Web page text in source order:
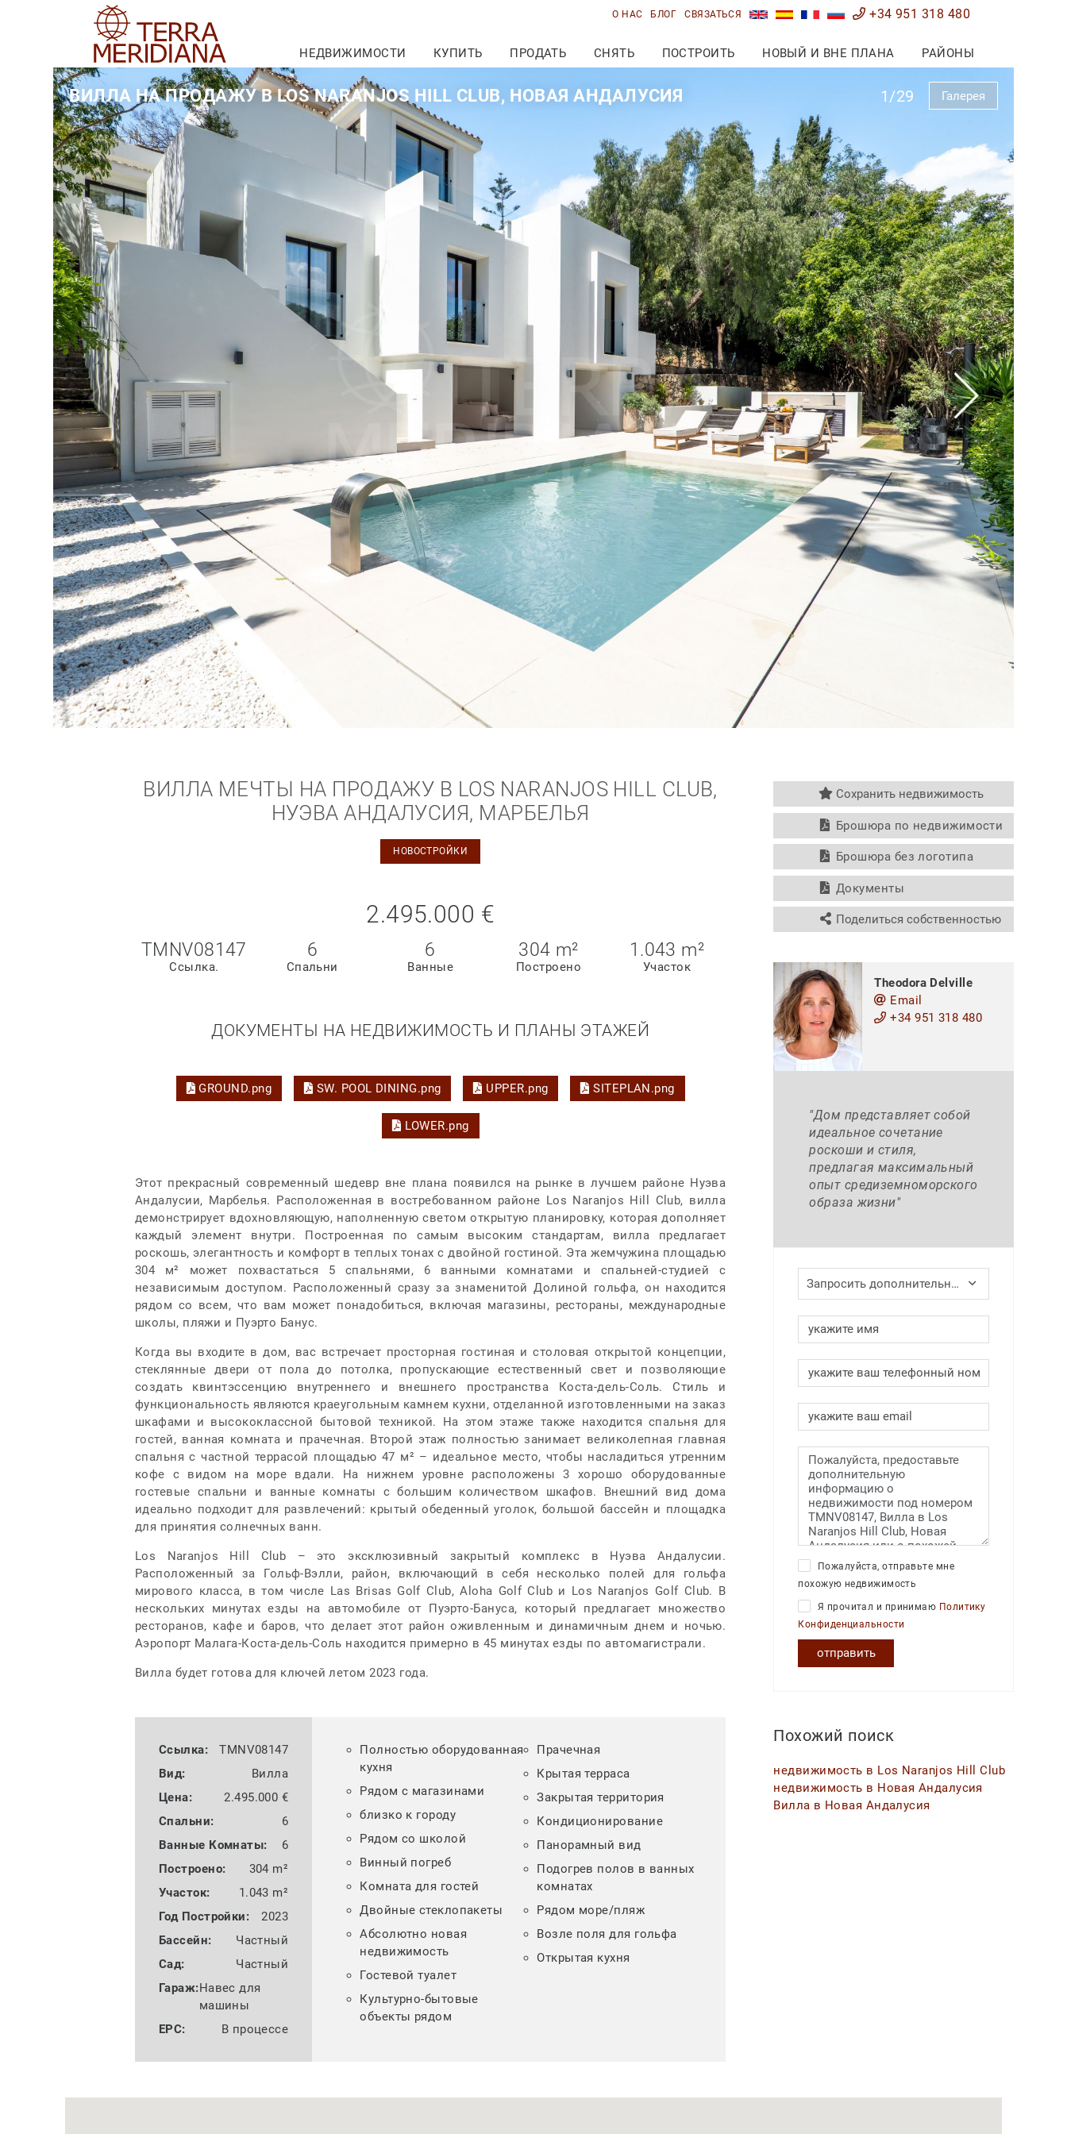
О НАС БЛОГ СВЯЗАТЬСЯ +34 951 318 480
НЕДВИЖИМОСТИ КУПИТЬ ПРОДАТЬ СНЯТЬ ПОСТРОИТЬ НОВЫЙ И ВНЕ ПЛАНА РАЙОНЫ
1/29
ВИЛЛА НА ПРОДАЖУ В LOS NARANJOS HILL CLUB, НОВАЯ АНДАЛУСИЯ Галерея
ВИЛЛА МЕЧТЫ НА ПРОДАЖУ В LOS NARANJOS HILL CLUB,
НУЭВА АНДАЛУСИЯ, МАРБЕЛЬЯ
НОВОСТРОЙКИ
2.495.000 €
TMNV08147
Ссылка.
6
Спальни
6
Ванные
304 m²
Построено
1.043 m²
Участок
ДОКУМЕНТЫ НА НЕДВИЖИМОСТЬ И ПЛАНЫ ЭТАЖЕЙ
GROUND.png SW. POOL DINING.png UPPER.png SITEPLAN.png
LOWER.png
Этот прекрасный современный шедевр вне плана появился на рынке в лучшем районе Нуэва
Андалусии, Марбелья. Расположенная в востребованном районе Los Naranjos Hill Club, вилла
демонстрирует вдохновляющую, наполненную светом открытую планировку, которая дополняет
каждый элемент внутри. Построенная по самым высоким стандартам, вилла предлагает
роскошь, элегантность и комфорт в теплых тонах с двойной гостиной. Эта жемчужина площадью
304 м² может похвастаться 5 спальнями, 6 ванными комнатами и спальней-студией с
независимым доступом. Расположенный сразу за знаменитой Долиной гольфа, он находится
рядом со всем, что вам может понадобиться, включая магазины, рестораны, международные
школы, пляжи и Пуэрто Банус.
Когда вы входите в дом, вас встречает просторная гостиная и столовая открытой концепции,
стеклянные двери от пола до потолка, пропускающие естественный свет и позволяющие
создать квинтэссенцию внутреннего и внешнего пространства Коста-дель-Соль. Стиль и
функциональность являются краеугольным камнем кухни, отделанной изготовленными на заказ
шкафами и высококлассной бытовой техникой. На этом этаже также находится спальня для
гостей, ванная комната и прачечная. Второй этаж полностью занимает великолепная главная
спальня с частной террасой площадью 47 м² – идеальное место, чтобы насладиться утренним
кофе с видом на море вдали. На нижнем уровне расположены 3 хорошо оборудованные
гостевые спальни и ванные комнаты с большим количеством шкафов. Внешний вид дома
идеально подходит для развлечений: крытый обеденный уголок, большой бассейн и площадка
для принятия солнечных ванн.
Los Naranjos Hill Club – это эксклюзивный закрытый комплекс в Нуэва Андалусии.
Расположенный за Гольф-Вэлли, район, включающий в себя несколько полей для гольфа
мирового класса, в том числе Las Brisas Golf Club, Aloha Golf Club и Los Naranjos Golf Club. В
нескольких минутах езды на автомобиле от Пуэрто-Бануса, который предлагает множество
ресторанов, кафе и баров, что делает этот район оживленным и динамичным днем и ночью.
Аэропорт Малага-Коста-дель-Соль находится примерно в 45 минутах езды по автомагистрали.
Вилла будет готова для ключей летом 2023 года.
Ссылка:
TMNV08147
Вид:
Вилла
Цена:
2.495.000 €
Спальни:
6
Bанные Комнаты:
6
Построено:
304 m²
Участок:
1.043 m²
Год Постройки:
2023
Бассейн:
Частный
Сад:
Частный
Гараж:Навес для
машины
EPC:
В процессе
Полностью оборудованная
кухня
Рядом с магазинами
близко к городу
Рядом со школой
Винный погреб
Комната для гостей
Двойные стеклопакеты
Абсолютно новая
недвижимость
Гостевой туалет
Культурно-бытовые
объекты рядом
Прачечная
Крытая терраса
Закрытая территория
Кондиционирование
Панорамный вид
Подогрев полов в ванных
комнатах
Рядом море/пляж
Возле поля для гольфа
Открытая кухня
Сохранить недвижимость
Брошюра по недвижимости
Брошюра без логотипа
Документы
Поделиться собственностью
Theodora Delville
Email
+34 951 318 480
"Дом представляет собой
идеальное сочетание
роскоши и стиля,
предлагая максимальный
опыт средиземноморского
образа жизни"
Запросить дополнительную информацию
Пожалуйста, отправьте мне
похожую недвижимость
Я прочитал и принимаю Политику
Конфиденциальности
отправить
Похожий поиск
недвижимость в Los Naranjos Hill Club
недвижимость в Новая Андалусия
Вилла в Новая Андалусия